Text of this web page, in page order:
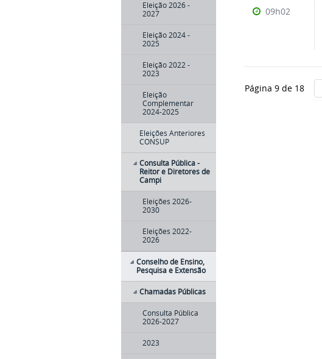
Eleição 2026 -
2027
Eleição 2024 -
2025
Eleição 2022 -
2023
Eleição
Complementar
2024-2025
Eleições Anteriores
CONSUP
Consulta Pública -
Reitor e Diretores de
Campi
Eleições 2026-
2030
Eleições 2022-
2026
Conselho de Ensino,
Pesquisa e Extensão
Chamadas Públicas
Consulta Pública
2026-2027
2023
09h02
Página 9 de 18